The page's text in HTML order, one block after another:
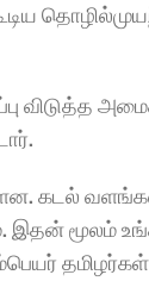
கடல்
இதன் மூலம்